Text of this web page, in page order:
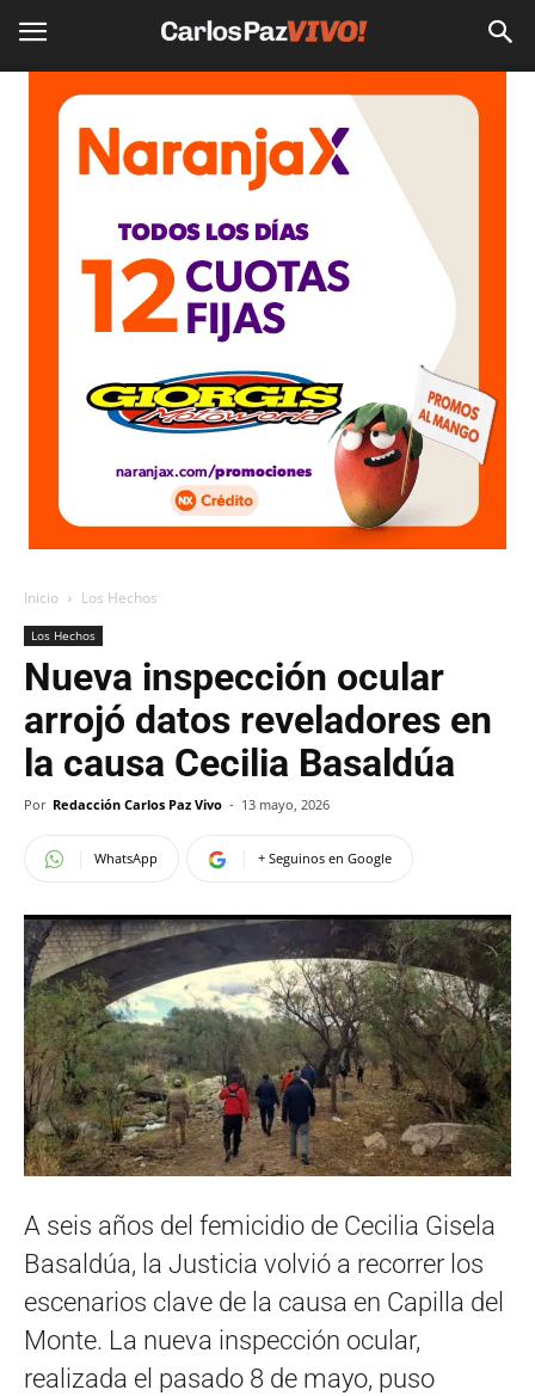
Inicio Los Hechos
Los Hechos
Nueva inspección ocular
arrojó datos reveladores en
la causa Cecilia Basaldúa
Por Redacción Carlos Paz Vivo - 13 mayo, 2026
WhatsApp + Seguinos en Google
A seis años del femicidio de Cecilia Gisela
Basaldúa, la Justicia volvió a recorrer los
escenarios clave de la causa en Capilla del
Monte. La nueva inspección ocular,
realizada el pasado 8 de mayo, puso